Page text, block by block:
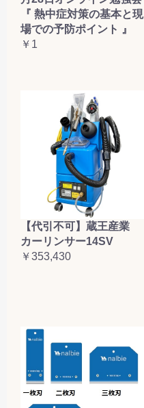
『 熱中症対策の基本と現
場での予防ポイント 』
￥1
【代引不可】蔵王産業
カーリンサー14SV
￥353,430